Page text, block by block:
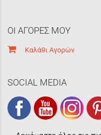
ΟΙ ΑΓΟΡΕΣ ΜΟΥ
Καλάθι Αγορών
SOCIAL MEDIA